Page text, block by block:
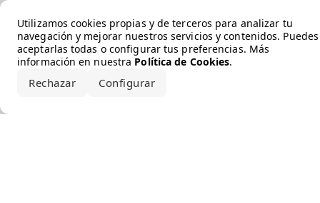
Utilizamos cookies propias y de terceros para analizar tu
navegación y mejorar nuestros servicios y contenidos. Puedes
aceptarlas todas o configurar tus preferencias. Más
información en nuestra Política de Cookies.
Rechazar Configurar
Error loading the brand